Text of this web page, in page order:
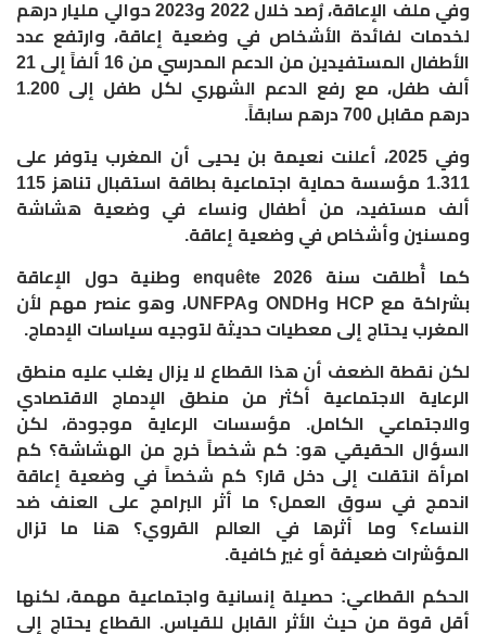
وفي ملف الإعاقة، رُصد خلال 2022 و2023 حوالي مليار درهم
لخدمات لفائدة الأشخاص في وضعية إعاقة، وارتفع عدد
الأطفال المستفيدين من الدعم المدرسي من 16 ألفاً إلى 21
ألف طفل، مع رفع الدعم الشهري لكل طفل إلى 1.200
درهم مقابل 700 درهم سابقاً.
وفي 2025، أعلنت نعيمة بن يحيى أن المغرب يتوفر على
1.311 مؤسسة حماية اجتماعية بطاقة استقبال تناهز 115
ألف مستفيد، من أطفال ونساء في وضعية هشاشة
ومسنين وأشخاص في وضعية إعاقة.
كما أُطلقت سنة 2026 enquête وطنية حول الإعاقة
بشراكة مع HCP وONDH وUNFPA، وهو عنصر مهم لأن
المغرب يحتاج إلى معطيات حديثة لتوجيه سياسات الإدماج.
لكن نقطة الضعف أن هذا القطاع لا يزال يغلب عليه منطق
الرعاية الاجتماعية أكثر من منطق الإدماج الاقتصادي
والاجتماعي الكامل. مؤسسات الرعاية موجودة، لكن
السؤال الحقيقي هو: كم شخصاً خرج من الهشاشة؟ كم
امرأة انتقلت إلى دخل قار؟ كم شخصاً في وضعية إعاقة
اندمج في سوق العمل؟ ما أثر البرامج على العنف ضد
النساء؟ وما أثرها في العالم القروي؟ هنا ما تزال
المؤشرات ضعيفة أو غير كافية.
الحكم القطاعي: حصيلة إنسانية واجتماعية مهمة، لكنها
أقل قوة من حيث الأثر القابل للقياس. القطاع يحتاج إلى